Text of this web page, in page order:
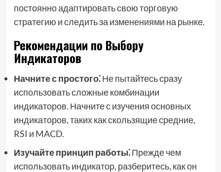
постоянно адаптировать свою торговую
стратегию и следить за изменениями на рынке.
Рекомендации по Выбору
Индикаторов
Начните с простого⁚Не пытайтесь сразу
использовать сложные комбинации
индикаторов. Начните с изучения основных
индикаторов, таких как скользящие средние,
RSI и MACD.
Изучайте принцип работы⁚Прежде чем
использовать индикатор, разберитесь, как он